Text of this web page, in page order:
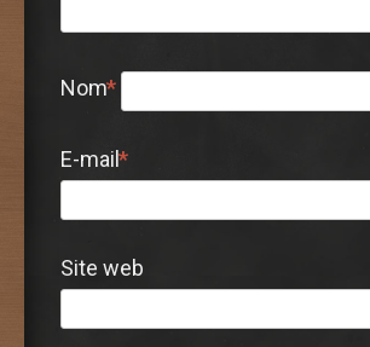
Nom*
E-mail*
Site web